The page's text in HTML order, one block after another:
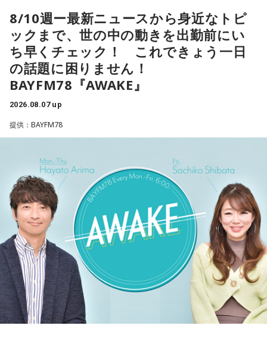
の金利の基準となってきたことであり、その機能が失われつ
つあるというような認識が広まれば、市場にとって好ましく
ない混乱を招くことになる」と語り、その上で「日米の当局
は、日本国債が非常に安全で健全な資産であるという見解で
完全に一致している」と強調しました。これとごっちゃにな
会田「決して利上げをどんどんやれと言ってるのではないわ
は、高市政権の経済政策を支持します、と。投資を拡大する
という政策を支持しますというのが総論なわけです。となれ
ば、その高市政権の経済政策を推進するように、日銀も適切
な金融政策をやってくださいと言ってるわけですから、ベッ
セントさんの発言というのは、日本の政府の日銀に対する発
言と同じなわけです。強い経済成長と物価の安定の両立を目
指して適切に金融政策をやってください、政府の日本経済再
興の経済政策の推進に一体となって取り組んでくださいとい
う同じ意味ですので、どんどん利上げしろというわけではな
いですね」
R&Bとモダン・カントリーの融合にトライした新作
『HIGHWAY 79』を特集。
＜8月11日(火)のTOPICS＞
開催間近！今年25周年＆3日間開催〜サマソニの見どころを
チェックする 「サマーソニック・ガイド2026」。
火曜はTokyo Day-1（8月14日（金））のラインナップに注
＜8月12日(水)のTOPICS＞
開催間近！今年25周年＆3日間開催〜サマソニの見どころを
チェックする 「サマーソニック・ガイド2026」。
水曜はTokyo Day-2（8月15日（土））のラインナップに注
目！
＜8月13日(木)のTOPICS＞
8/10週ー最新ニュースから身近なトピ
ックまで、世の中の動きを出勤前にい
ち早くチェック！ これできょう一日
の話題に困りません！
BAYFM78『AWAKE』
2026.08.07 up
提供：BAYFM78